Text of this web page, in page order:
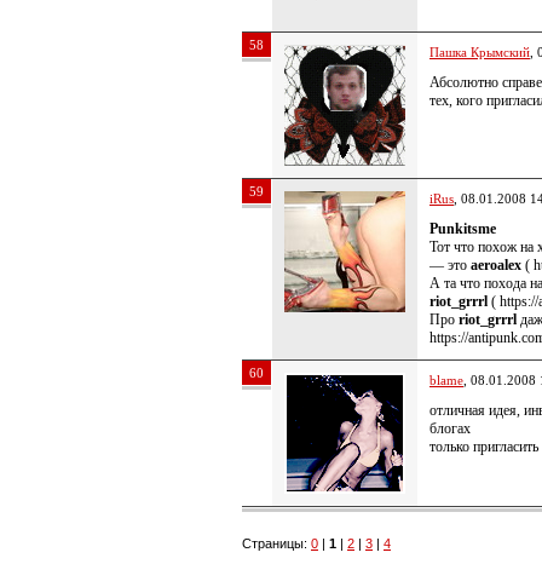
58 Пашка Крымский
Абсолютно
тех, кого
59 iRus , 08.01.2008
Punkitsme
Тот что похож на
— это aeroalex (
А та что похода
riot_grrrl (
Про riot_grrrl
https://
60 blame , 08.01.2008
отличная идея,
блогах
только
Страницы: 0 | 1 | 2 | 3 | 4